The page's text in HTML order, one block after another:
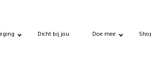
Dicht bij jou Doe mee